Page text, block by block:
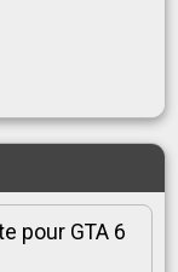
pour GTA 6